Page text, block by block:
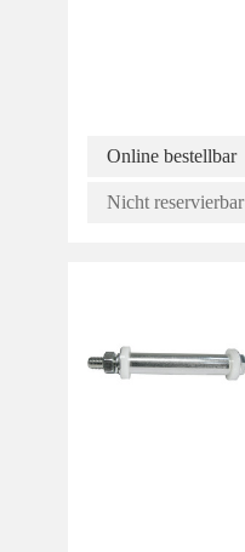
Online bestellbar
Nicht reservierbar